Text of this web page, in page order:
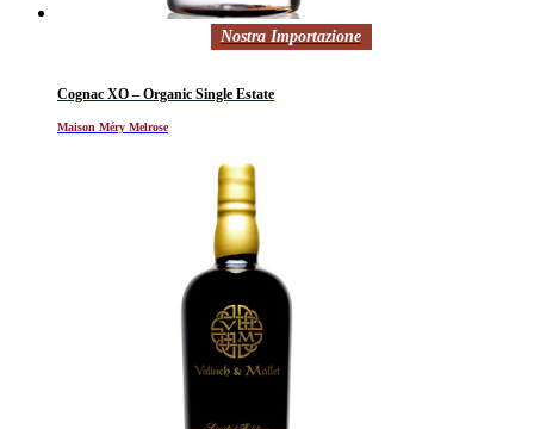
Nostra Importazione
Cognac XO – Organic Single Estate
Maison Méry Melrose